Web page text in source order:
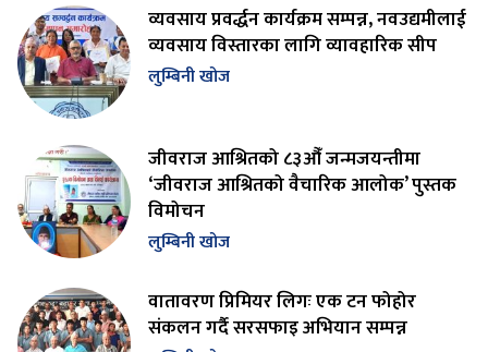
व्यवसाय प्रवर्द्धन कार्यक्रम सम्पन्न, नवउद्यमीलाई
व्यवसाय विस्तारका लागि व्यावहारिक सीप
लुम्बिनी खोज
जीवराज आश्रितको ८३औँ जन्मजयन्तीमा
‘जीवराज आश्रितको वैचारिक आलोक’ पुस्तक
विमोचन
लुम्बिनी खोज
वातावरण प्रिमियर लिगः एक टन फोहोर
संकलन गर्दै सरसफाइ अभियान सम्पन्न